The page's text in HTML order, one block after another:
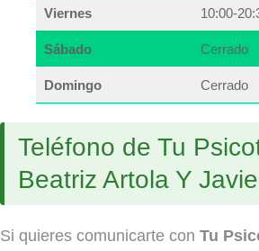
Viernes 10:00-
Sábado Cerrado
Domingo Cerrado
Teléfono de Tu
Beatriz Artola Y
Si quieres comunicarte con Tu